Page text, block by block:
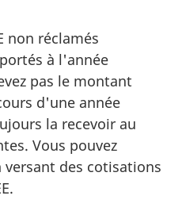
non réclamés
à l'année
pas le montant
d'une année
la recevoir au
Vous pouvez
des cotisations